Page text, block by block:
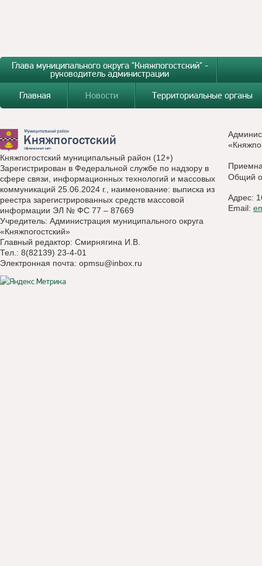
Глава муниципального округа "Княжпогостский" -
руководитель администрации
Главная
Новости Территориальные органы
Княжпогостский муниципальный район (12+)
Зарегистрирован в Федеральной службе по надзору в
сфере связи, информационных технологий и массовых
коммуникаций 25.06.2024 г., наименование: выписка из
реестра зарегистрированных средств массовой
информации ЭЛ № ФС 77 – 87669
Учредитель: Администрация муниципального округа
«Княжпогостский»
Главный редактор: Смирнягина И.В.
Тел.: 8(82139) 23-4-01
Электронная почта: opmsu@inbox.ru
Общий
Адрес:
Email: